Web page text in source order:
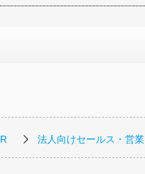
法人向けセールス・営業